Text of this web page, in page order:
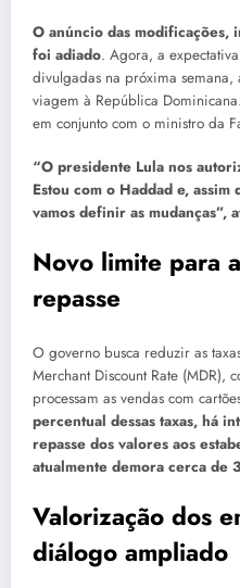
O anúncio das modificações,
foi adiado. Agora, a
divulgadas na próxima
viagem à República
em conjunto com o ministro da
“O presidente Lula nos
Estou com o Haddad e,
vamos definir as mudanças”,
Novo limite para
repasse
O governo busca reduzir as
Merchant Discount Rate (MDR),
processam as vendas com
percentual dessas taxas, há
repasse dos valores aos
atualmente demora cerca de
Valorização dos
diálogo ampliado